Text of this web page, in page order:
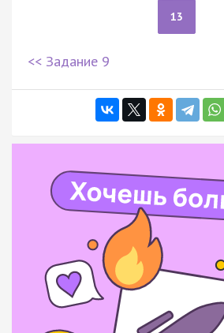
13
<< Задание 9